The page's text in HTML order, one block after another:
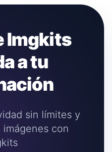
Imgkits
a tu
sin límites y
con